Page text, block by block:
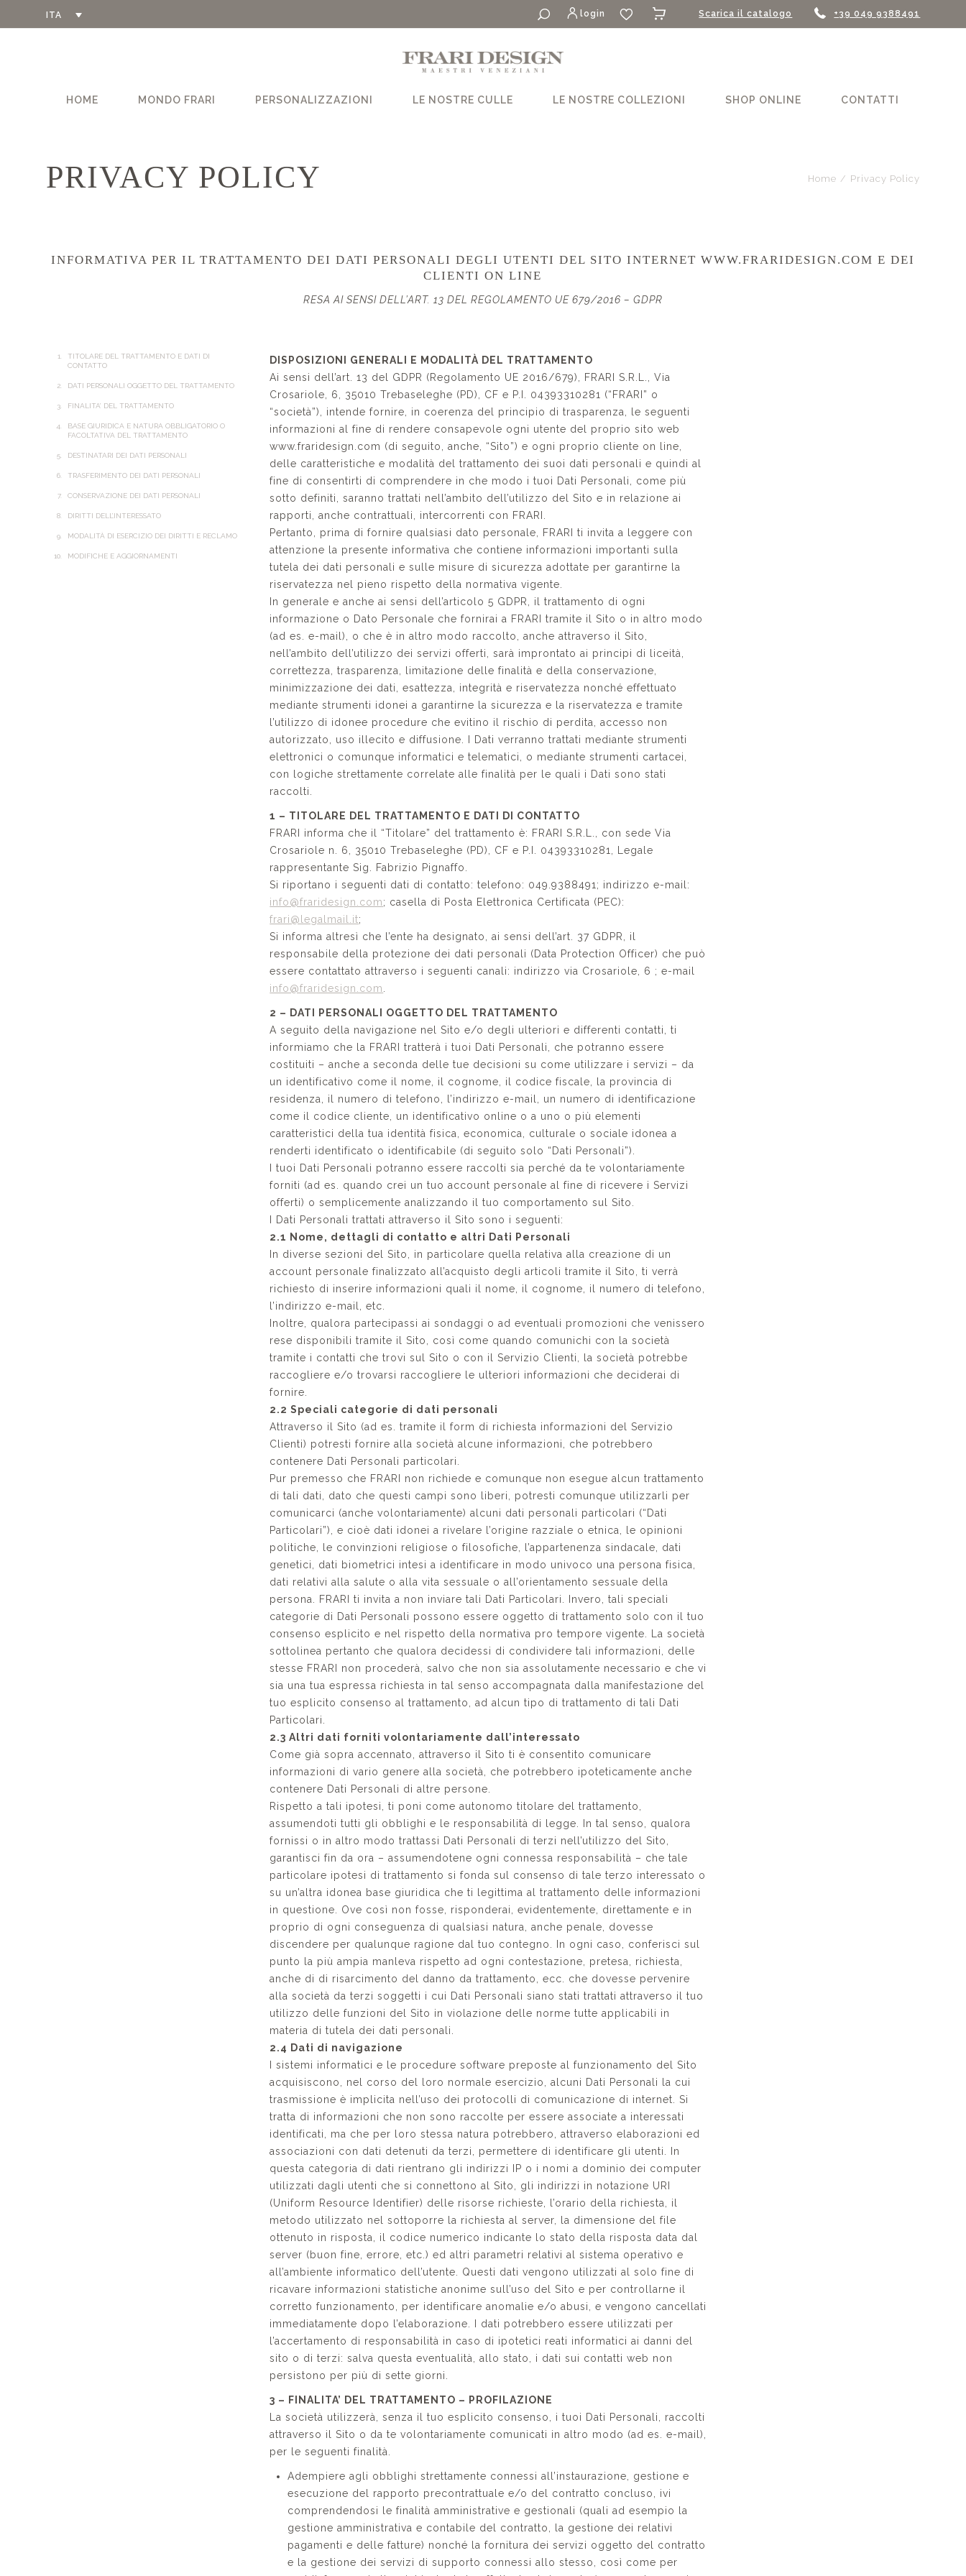
ITA login Scarica il catalogo +39 049 9388491
HOME MONDO FRARI PERSONALIZZAZIONI LE NOSTRE CULLE LE NOSTRE COLLEZIONI SHOP ONLINE CONTATTI
PRIVACY POLICY Home / Privacy Policy
INFORMATIVA PER IL TRATTAMENTO DEI DATI PERSONALI DEGLI UTENTI DEL SITO INTERNET WWW.FRARIDESIGN.COM E DEI
CLIENTI ON LINE
RESA AI SENSI DELL’ART. 13 DEL REGOLAMENTO UE 679/2016 – GDPR
TITOLARE DEL TRATTAMENTO E DATI DI
CONTATTO
DATI PERSONALI OGGETTO DEL TRATTAMENTO
FINALITA’ DEL TRATTAMENTO
BASE GIURIDICA E NATURA OBBLIGATORIO O
FACOLTATIVA DEL TRATTAMENTO
DESTINATARI DEI DATI PERSONALI
TRASFERIMENTO DEI DATI PERSONALI
CONSERVAZIONE DEI DATI PERSONALI
DIRITTI DELL’INTERESSATO
MODALITÀ DI ESERCIZIO DEI DIRITTI E RECLAMO
MODIFICHE E AGGIORNAMENTI
DISPOSIZIONI GENERALI E MODALITÀ DEL TRATTAMENTO
Ai sensi dell’art. 13 del GDPR (Regolamento UE 2016/679), FRARI S.R.L., Via
Crosariole, 6, 35010 Trebaseleghe (PD), CF e P.I. 04393310281 (“FRARI” o
“società”), intende fornire, in coerenza del principio di trasparenza, le seguenti
informazioni al fine di rendere consapevole ogni utente del proprio sito web
www.fraridesign.com (di seguito, anche, “Sito”) e ogni proprio cliente on line,
delle caratteristiche e modalità del trattamento dei suoi dati personali e quindi al
fine di consentirti di comprendere in che modo i tuoi Dati Personali, come più
sotto definiti, saranno trattati nell’ambito dell’utilizzo del Sito e in relazione ai
rapporti, anche contrattuali, intercorrenti con FRARI.
Pertanto, prima di fornire qualsiasi dato personale, FRARI ti invita a leggere con
attenzione la presente informativa che contiene informazioni importanti sulla
tutela dei dati personali e sulle misure di sicurezza adottate per garantirne la
riservatezza nel pieno rispetto della normativa vigente.
In generale e anche ai sensi dell’articolo 5 GDPR, il trattamento di ogni
informazione o Dato Personale che fornirai a FRARI tramite il Sito o in altro modo
(ad es. e-mail), o che è in altro modo raccolto, anche attraverso il Sito,
nell’ambito dell’utilizzo dei servizi offerti, sarà improntato ai principi di liceità,
correttezza, trasparenza, limitazione delle finalità e della conservazione,
minimizzazione dei dati, esattezza, integrità e riservatezza nonché effettuato
mediante strumenti idonei a garantirne la sicurezza e la riservatezza e tramite
l’utilizzo di idonee procedure che evitino il rischio di perdita, accesso non
autorizzato, uso illecito e diffusione. I Dati verranno trattati mediante strumenti
elettronici o comunque informatici e telematici, o mediante strumenti cartacei,
con logiche strettamente correlate alle finalità per le quali i Dati sono stati
raccolti.
1 – TITOLARE DEL TRATTAMENTO E DATI DI CONTATTO
FRARI informa che il “Titolare” del trattamento è: FRARI S.R.L., con sede Via
Crosariole n. 6, 35010 Trebaseleghe (PD), CF e P.I. 04393310281, Legale
rappresentante Sig. Fabrizio Pignaffo.
Si riportano i seguenti dati di contatto: telefono: 049.9388491; indirizzo e-mail:
info@fraridesign.com; casella di Posta Elettronica Certificata (PEC):
frari@legalmail.it;
Si informa altresì che l’ente ha designato, ai sensi dell’art. 37 GDPR, il
responsabile della protezione dei dati personali (Data Protection Officer) che può
essere contattato attraverso i seguenti canali: indirizzo via Crosariole, 6 ; e-mail
info@fraridesign.com
2 – DATI PERSONALI OGGETTO DEL TRATTAMENTO
A seguito della navigazione nel Sito e/o degli ulteriori e differenti contatti, ti
informiamo che la FRARI tratterà i tuoi Dati Personali, che potranno essere
costituiti – anche a seconda delle tue decisioni su come utilizzare i servizi – da
un identificativo come il nome, il cognome, il codice fiscale, la provincia di
residenza, il numero di telefono, l’indirizzo e-mail, un numero di identificazione
come il codice cliente, un identificativo online o a uno o più elementi
caratteristici della tua identità fisica, economica, culturale o sociale idonea a
renderti identificato o identificabile (di seguito solo “Dati Personali”).
I tuoi Dati Personali potranno essere raccolti sia perché da te volontariamente
forniti (ad es. quando crei un tuo account personale al fine di ricevere i Servizi
offerti) o semplicemente analizzando il tuo comportamento sul Sito.
I Dati Personali trattati attraverso il Sito sono i seguenti:
2.1 Nome, dettagli di contatto e altri Dati Personali
In diverse sezioni del Sito, in particolare quella relativa alla creazione di un
account personale finalizzato all’acquisto degli articoli tramite il Sito, ti verrà
richiesto di inserire informazioni quali il nome, il cognome, il numero di telefono,
l’indirizzo e-mail, etc.
Inoltre, qualora partecipassi ai sondaggi o ad eventuali promozioni che venissero
rese disponibili tramite il Sito, così come quando comunichi con la società
tramite i contatti che trovi sul Sito o con il Servizio Clienti, la società potrebbe
raccogliere e/o trovarsi raccogliere le ulteriori informazioni che deciderai di
fornire.
2.2 Speciali categorie di dati personali
Attraverso il Sito (ad es. tramite il form di richiesta informazioni del Servizio
Clienti) potresti fornire alla società alcune informazioni, che potrebbero
contenere Dati Personali particolari.
Pur premesso che FRARI non richiede e comunque non esegue alcun trattamento
di tali dati, dato che questi campi sono liberi, potresti comunque utilizzarli per
comunicarci (anche volontariamente) alcuni dati personali particolari (“Dati
Particolari”), e cioè dati idonei a rivelare l’origine razziale o etnica, le opinioni
politiche, le convinzioni religiose o filosofiche, l’appartenenza sindacale, dati
genetici, dati biometrici intesi a identificare in modo univoco una persona fisica,
dati relativi alla salute o alla vita sessuale o all’orientamento sessuale della
persona. FRARI ti invita a non inviare tali Dati Particolari. Invero, tali speciali
categorie di Dati Personali possono essere oggetto di trattamento solo con il tuo
consenso esplicito e nel rispetto della normativa pro tempore vigente. La società
sottolinea pertanto che qualora decidessi di condividere tali informazioni, delle
stesse FRARI non procederà, salvo che non sia assolutamente necessario e che vi
sia una tua espressa richiesta in tal senso accompagnata dalla manifestazione del
tuo esplicito consenso al trattamento, ad alcun tipo di trattamento di tali Dati
Particolari.
2.3 Altri dati forniti volontariamente dall’interessato
Come già sopra accennato, attraverso il Sito ti è consentito comunicare
informazioni di vario genere alla società, che potrebbero ipoteticamente anche
contenere Dati Personali di altre persone.
Rispetto a tali ipotesi, ti poni come autonomo titolare del trattamento,
assumendoti tutti gli obblighi e le responsabilità di legge. In tal senso, qualora
fornissi o in altro modo trattassi Dati Personali di terzi nell’utilizzo del Sito,
garantisci fin da ora – assumendotene ogni connessa responsabilità – che tale
particolare ipotesi di trattamento si fonda sul consenso di tale terzo interessato o
su un’altra idonea base giuridica che ti legittima al trattamento delle informazioni
in questione. Ove così non fosse, risponderai, evidentemente, direttamente e in
proprio di ogni conseguenza di qualsiasi natura, anche penale, dovesse
discendere per qualunque ragione dal tuo contegno. In ogni caso, conferisci sul
punto la più ampia manleva rispetto ad ogni contestazione, pretesa, richiesta,
anche di di risarcimento del danno da trattamento, ecc. che dovesse pervenire
alla società da terzi soggetti i cui Dati Personali siano stati trattati attraverso il tuo
utilizzo delle funzioni del Sito in violazione delle norme tutte applicabili in
materia di tutela dei dati personali.
2.4 Dati di navigazione
I sistemi informatici e le procedure software preposte al funzionamento del Sito
acquisiscono, nel corso del loro normale esercizio, alcuni Dati Personali la cui
trasmissione è implicita nell’uso dei protocolli di comunicazione di internet. Si
tratta di informazioni che non sono raccolte per essere associate a interessati
identificati, ma che per loro stessa natura potrebbero, attraverso elaborazioni ed
associazioni con dati detenuti da terzi, permettere di identificare gli utenti. In
questa categoria di dati rientrano gli indirizzi IP o i nomi a dominio dei computer
utilizzati dagli utenti che si connettono al Sito, gli indirizzi in notazione URI
(Uniform Resource Identifier) delle risorse richieste, l’orario della richiesta, il
metodo utilizzato nel sottoporre la richiesta al server, la dimensione del file
ottenuto in risposta, il codice numerico indicante lo stato della risposta data dal
server (buon fine, errore, etc.) ed altri parametri relativi al sistema operativo e
all’ambiente informatico dell’utente. Questi dati vengono utilizzati al solo fine di
ricavare informazioni statistiche anonime sull’uso del Sito e per controllarne il
corretto funzionamento, per identificare anomalie e/o abusi, e vengono cancellati
immediatamente dopo l’elaborazione. I dati potrebbero essere utilizzati per
l’accertamento di responsabilità in caso di ipotetici reati informatici ai danni del
sito o di terzi: salva questa eventualità, allo stato, i dati sui contatti web non
persistono per più di sette giorni.
3 – FINALITA’ DEL TRATTAMENTO – PROFILAZIONE
La società utilizzerà, senza il tuo esplicito consenso, i tuoi Dati Personali, raccolti
attraverso il Sito o da te volontariamente comunicati in altro modo (ad es. e-mail),
per le seguenti finalità.
Adempiere agli obblighi strettamente connessi all’instaurazione, gestione e
esecuzione del rapporto precontrattuale e/o del contratto concluso, ivi
comprendendosi le finalità amministrative e gestionali (quali ad esempio la
gestione amministrativa e contabile del contratto, la gestione dei relativi
pagamenti e delle fatture) nonché la fornitura dei servizi oggetto del contratto
e la gestione dei servizi di supporto connessi allo stesso, così come per